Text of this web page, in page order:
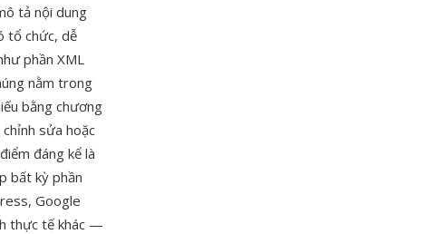
tả nội dung
tổ chức, dễ
phần XML
nằm trong
bằng chương
sửa hoặc
đáng kể là
bất kỳ phần
Google
thực tế khác —